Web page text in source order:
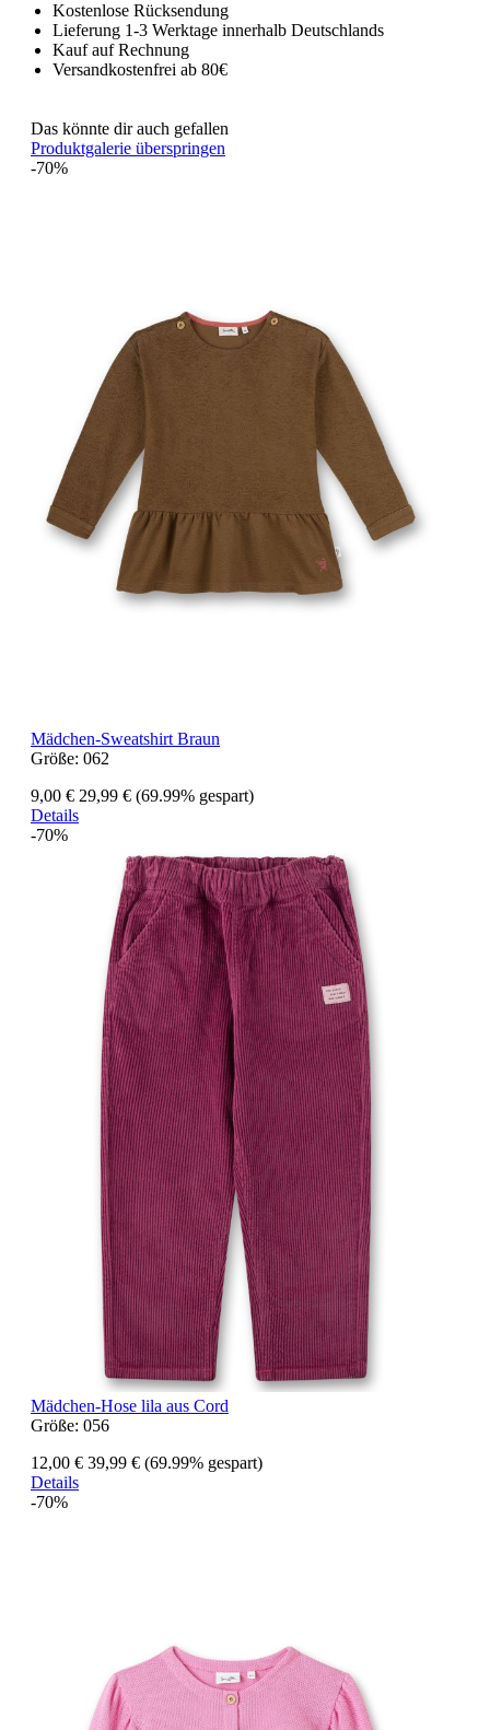
Kostenlose Rücksendung
Lieferung 1-3 Werktage innerhalb Deutschlands
Kauf auf Rechnung
Versandkostenfrei ab 80€
Das könnte dir auch gefallen
Produktgalerie überspringen
-70%
Mädchen-Sweatshirt Braun
Größe: 062
9,00 € 29,99 € (69.99% gespart)
Details
-70%
Mädchen-Hose lila aus Cord
Größe: 056
12,00 € 39,99 € (69.99% gespart)
Details
-70%